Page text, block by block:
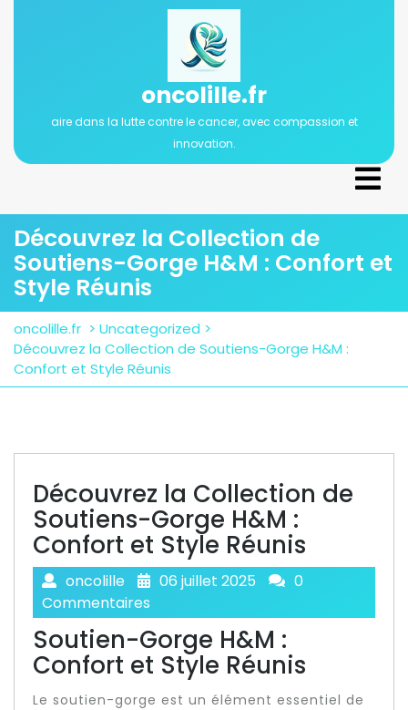
oncolille.fr
aire dans la lutte contre le cancer, avec compassion et
innovation.
Découvrez la Collection de
Soutiens-Gorge H&M : Confort et
Style Réunis
oncolille.fr > Uncategorized >
Découvrez la Collection de Soutiens-Gorge H&M :
Confort et Style Réunis
Découvrez la Collection de
Soutiens-Gorge H&M :
Confort et Style Réunis
oncolille 06 juillet 2025
0
Commentaires
Soutien-Gorge H&M :
Confort et Style Réunis
Le soutien-gorge est un élément essentiel de